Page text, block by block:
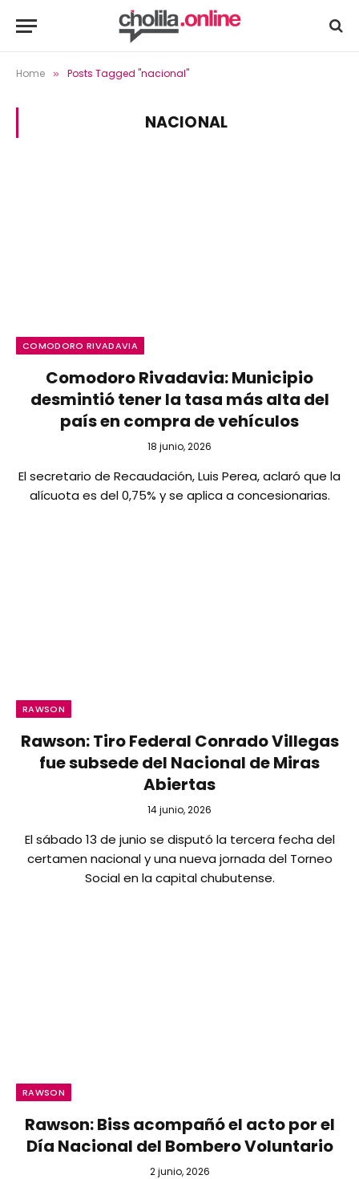
Home » Posts Tagged "nacional"
NACIONAL
COMODORO RIVADAVIA
Comodoro Rivadavia: Municipio
desmintió tener la tasa más alta del
país en compra de vehículos
18 junio, 2026
El secretario de Recaudación, Luis Perea, aclaró que la
alícuota es del 0,75% y se aplica a concesionarias.
RAWSON
Rawson: Tiro Federal Conrado Villegas
fue subsede del Nacional de Miras
Abiertas
14 junio, 2026
El sábado 13 de junio se disputó la tercera fecha del
certamen nacional y una nueva jornada del Torneo
Social en la capital chubutense.
RAWSON
Rawson: Biss acompañó el acto por el
Día Nacional del Bombero Voluntario
2 junio, 2026